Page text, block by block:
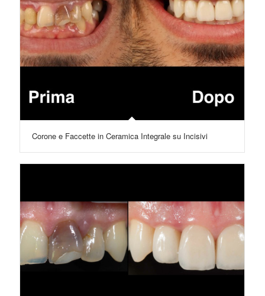
Corone e Faccette in Ceramica Integrale su Incisivi